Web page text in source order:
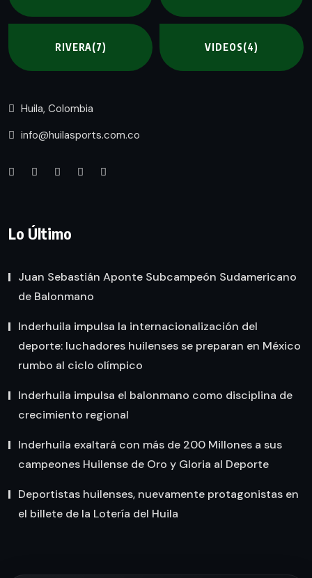
RIVERA(7) VIDEOS(4)
Huila, Colombia
info@huilasports.com.co
Lo Último
Juan Sebastián Aponte Subcampeón Sudamericano
de Balonmano
Inderhuila impulsa la internacionalización del
deporte: luchadores huilenses se preparan en México
rumbo al ciclo olímpico
Inderhuila impulsa el balonmano como disciplina de
crecimiento regional
Inderhuila exaltará con más de 200 Millones a sus
campeones Huilense de Oro y Gloria al Deporte
Deportistas huilenses, nuevamente protagonistas en
el billete de la Lotería del Huila